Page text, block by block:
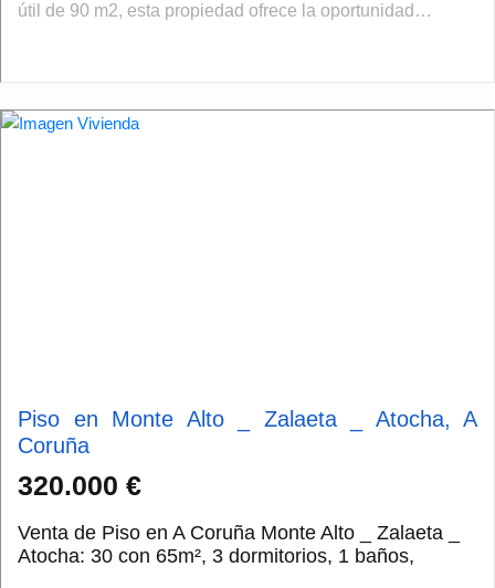
útil de 90 m2, esta propiedad ofrece la oportunidad
Piso en Monte Alto _ Zalaeta _ Atocha, A
Coruña
320.000 €
Venta de Piso en A Coruña Monte Alto _ Zalaeta _
Atocha: 30 con 65m², 3 dormitorios, 1 baños,